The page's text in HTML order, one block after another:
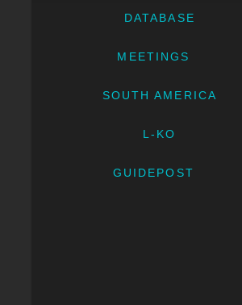
DATABASE
MEETINGS
SOUTH AMERICA
L-KO
GUIDEPOST